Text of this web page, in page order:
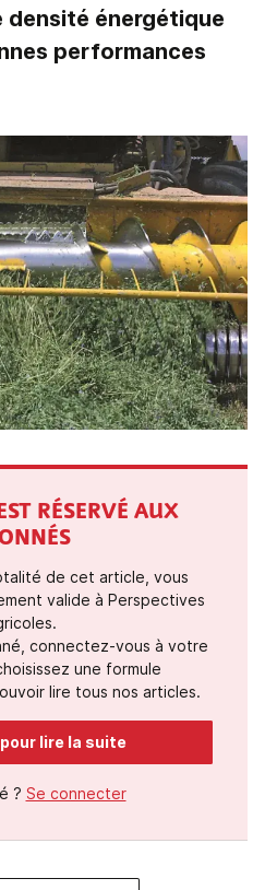
densité énergétique
performances
RÉSERVÉ AUX
de cet article, vous
valide à Perspectives
connectez-vous à votre
une formule
lire tous nos articles.
lire la suite
? Se connecter